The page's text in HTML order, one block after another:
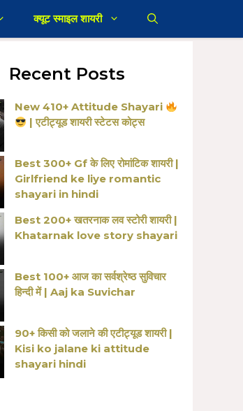
क्यूट स्माइल शायरी
Recent Posts
New 410+ Attitude Shayari
| एटीट्यूड शायरी स्टेटस कोट्स
Best 300+ Gf के लिए रोमांटिक शायरी |
Girlfriend ke liye romantic
shayari in hindi
Best 200+ खतरनाक लव स्टोरी शायरी |
Khatarnak love story shayari
Best 100+ आज का सर्वश्रेष्ठ सुविचार
हिन्दी में | Aaj ka Suvichar
90+ किसी को जलाने की एटीट्यूड शायरी |
Kisi ko jalane ki attitude
shayari hindi